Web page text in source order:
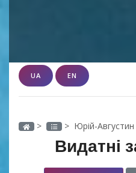
UA EN
> > Юрій-Августин
Видатні